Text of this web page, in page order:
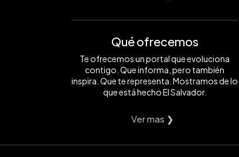
Qué ofrecemos
Te ofrecemos un portal que evoluciona
contigo. Que informa, pero también
inspira. Que te representa. Mostramos de lo
que está hecho El Salvador.
Ver mas ❯